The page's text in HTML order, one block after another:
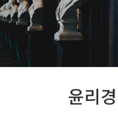
윤리